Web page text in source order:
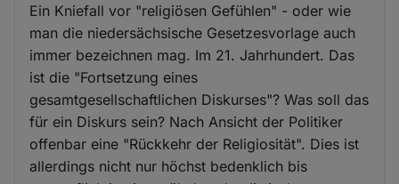
Ein Kniefall vor "religiösen Gefühlen" - oder wie
man die niedersächsische Gesetzesvorlage auch
immer bezeichnen mag. Im 21. Jahrhundert. Das
ist die "Fortsetzung eines
gesamtgesellschaftlichen Diskurses"? Was soll das
für ein Diskurs sein? Nach Ansicht der Politiker
offenbar eine "Rückkehr der Religiosität". Dies ist
allerdings nicht nur höchst bedenklich bis